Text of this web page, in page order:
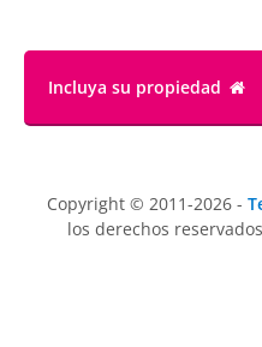
Incluya su propiedad
Copyright © 2011-2026 -
los derechos